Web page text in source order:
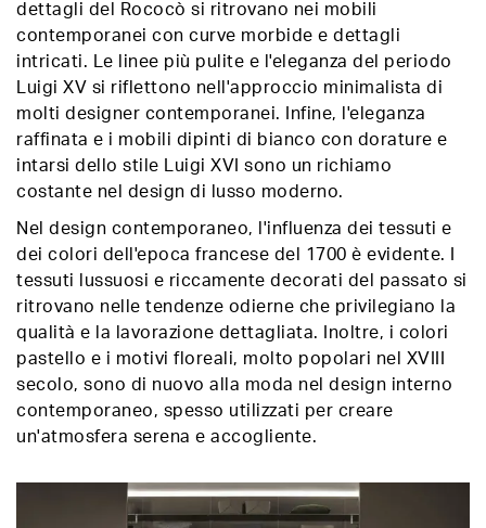
dettagli del Rococò si ritrovano nei mobili
contemporanei con curve morbide e dettagli
intricati. Le linee più pulite e l'eleganza del periodo
Luigi XV si riflettono nell'approccio minimalista di
molti designer contemporanei. Infine, l'eleganza
raffinata e i mobili dipinti di bianco con dorature e
intarsi dello stile Luigi XVI sono un richiamo
costante nel design di lusso moderno.
Nel design contemporaneo, l'influenza dei tessuti e
dei colori dell'epoca francese del 1700 è evidente. I
tessuti lussuosi e riccamente decorati del passato si
ritrovano nelle tendenze odierne che privilegiano la
qualità e la lavorazione dettagliata. Inoltre, i colori
pastello e i motivi floreali, molto popolari nel XVIII
secolo, sono di nuovo alla moda nel design interno
contemporaneo, spesso utilizzati per creare
un'atmosfera serena e accogliente.